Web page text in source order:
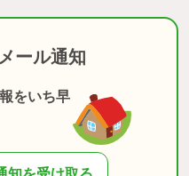
ール通知
をいち早